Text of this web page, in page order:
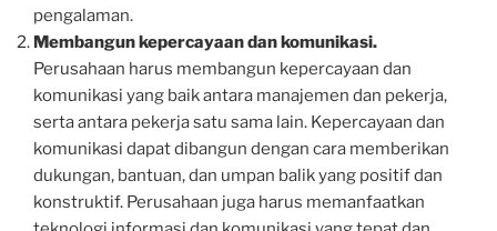
pengalaman.
Membangun kepercayaan dan komunikasi.
Perusahaan harus membangun kepercayaan dan
komunikasi yang baik antara manajemen dan pekerja,
serta antara pekerja satu sama lain. Kepercayaan dan
komunikasi dapat dibangun dengan cara memberikan
dukungan, bantuan, dan umpan balik yang positif dan
konstruktif. Perusahaan juga harus memanfaatkan